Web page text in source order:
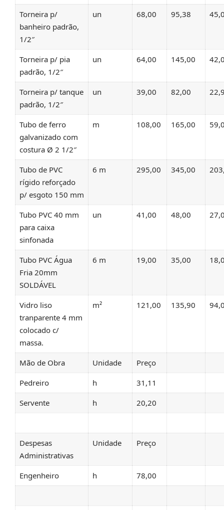
Torneira p/
banheiro padrão,
1/2″
un 68,00 95,38
Torneira p/ pia
padrão, 1/2″
un 64,00 145,00
Torneira p/ tanque
padrão, 1/2″
un 39,00 82,00
Tubo de ferro
galvanizado com
costura Ø 2 1/2″
m 108,00 165,00
Tubo de PVC
rígido reforçado
p/ esgoto 150 mm
6 m 295,00 345,00
Tubo PVC 40 mm
para caixa
sinfonada
un 41,00 48,00
Tubo PVC Água
Fria 20mm
SOLDÁVEL
6 m 19,00 35,00
Vidro liso
tranparente 4 mm
colocado c/
massa.
m² 121,00 135,90
Mão de Obra Unidade
Preço
Pedreiro
h
31,11
Servente
h 20,20
Despesas
Administrativas
Unidade Preço
Engenheiro h 78,00